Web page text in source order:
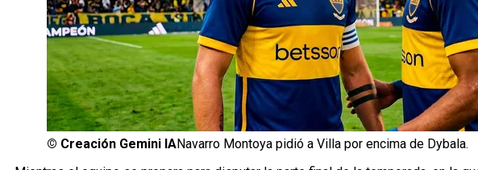
© Creación Gemini IANavarro Montoya pidió a Villa por encima de Dybala.